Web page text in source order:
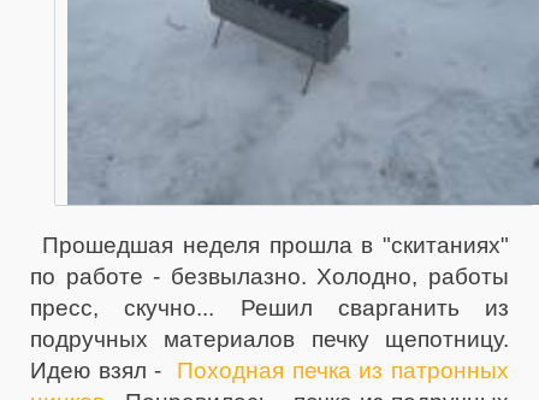
Прошедшая неделя прошла в "скитаниях"
по работе - безвылазно. Холодно, работы
пресс, скучно... Решил сварганить из
подручных материалов печку щепотницу.
Идею взял - Походная печка из патронных